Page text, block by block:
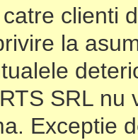
clienti
la
SRL
Exceptie